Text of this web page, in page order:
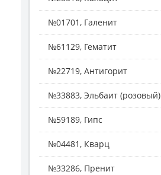
№01701, Галенит
№61129, Гематит
№22719, Антигорит
№33883, Эльбаит (розовый)
№59189, Гипс
№04481, Кварц
№33286, Пренит